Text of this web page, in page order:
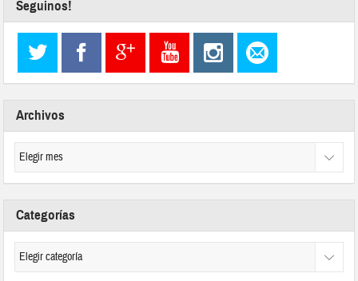
Seguinos!
Archivos
Categorías